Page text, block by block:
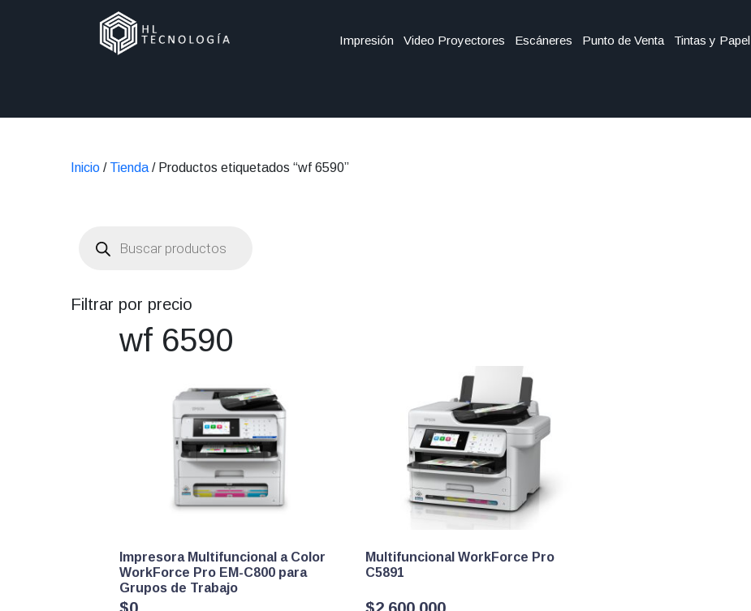
Impresión Video Proyectores Escáneres Punto de Venta Tintas y Papel
Inicio / Tienda / Productos etiquetados “wf 6590”
productos
Filtrar por precio
wf 6590
Impresora Multifuncional a Color
WorkForce Pro EM-C800 para
Grupos de Trabajo
Multifuncional WorkForce Pro
C5891